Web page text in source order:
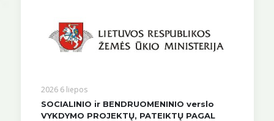
2026 6 liepos
SOCIALINIO ir BENDRUOMENINIO verslo
VYKDYMO PROJEKTŲ, PATEIKTŲ PAGAL